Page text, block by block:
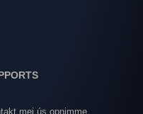
mei ús opnimme